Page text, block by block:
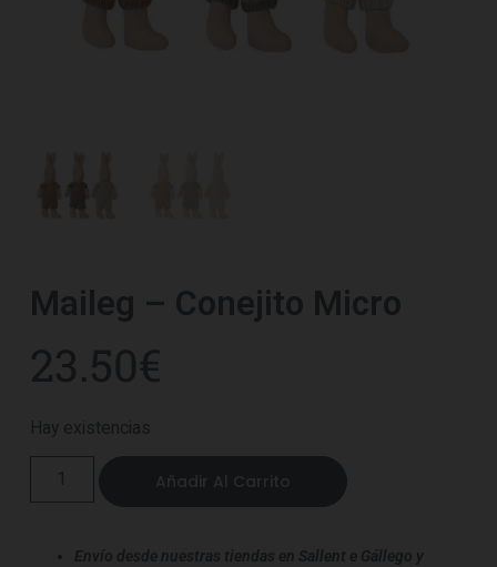
Maileg – Conejito Micro
23.50€
Hay existencias
Añadir Al Carrito
Envío desde nuestras tiendas en Sallent e Gállego y